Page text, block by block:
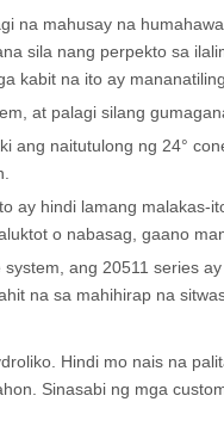
na mahusay na
sila nang perpekto sa
kabit na ito ay
at palagi silang
ang naitutulong ng 24°
ay hindi lamang malakas-
o nabasag, gaano
ang 20511 series
na sa mahihirap na
Hindi mo nais na
Sinasabi ng mga